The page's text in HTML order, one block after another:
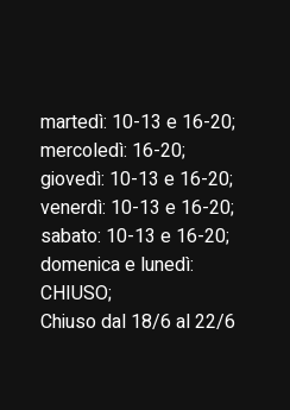
martedì: 10-13 e 16-20;
mercoledì: 16-20;
giovedì: 10-13 e 16-20;
venerdì: 10-13 e 16-20;
sabato: 10-13 e 16-20;
domenica e lunedì:
CHIUSO;
Chiuso dal 18/6 al 22/6
English